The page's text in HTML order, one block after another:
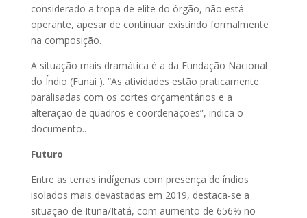
considerado a tropa de elite do órgão, não está
operante, apesar de continuar existindo formalmente
na composição.
A situação mais dramática é a da Fundação Nacional
do Índio (Funai ). “As atividades estão praticamente
paralisadas com os cortes orçamentários e a
alteração de quadros e coordenações”, indica o
documento..
Futuro
Entre as terras indígenas com presença de índios
isolados mais devastadas em 2019, destaca-se a
situação de Ituna/Itatá, com aumento de 656% no